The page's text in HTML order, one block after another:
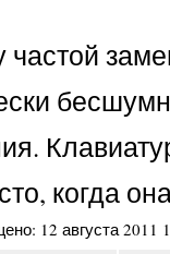
когда
12 августа 2011